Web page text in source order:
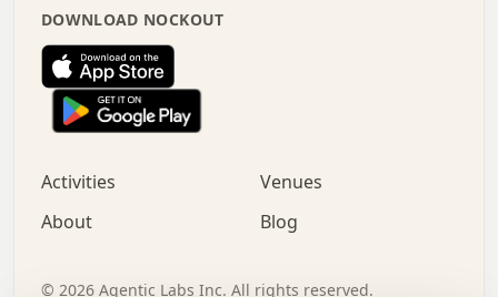
.   .   .   .   .   .   .   :   .   .   .   .   .
.   .   .   .   .   .   .   +   .   .   x   .   .
.   .   .   .   .   :   +   .   .   .   .   .   o
.   .   .   .   .   .   .   .   .   .   .   .   .
.   .   :   o   .   .   .   .   .   .   .   +   .
.   o   .   .   .   .   x   .   .   .   .   .   .
+   .   o   .   .   .   .   o   .   .   .   .
.   +   .   .   .   .   .   .   .   .   :   .   x
DOWNLOAD NOCKOUT
Activities
Venues
About
Blog
© 2026 Agentic Labs Inc. All rights reserved.